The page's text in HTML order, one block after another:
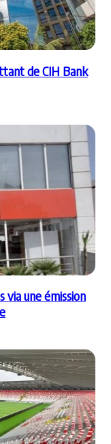
de CIH Bank
via une émission